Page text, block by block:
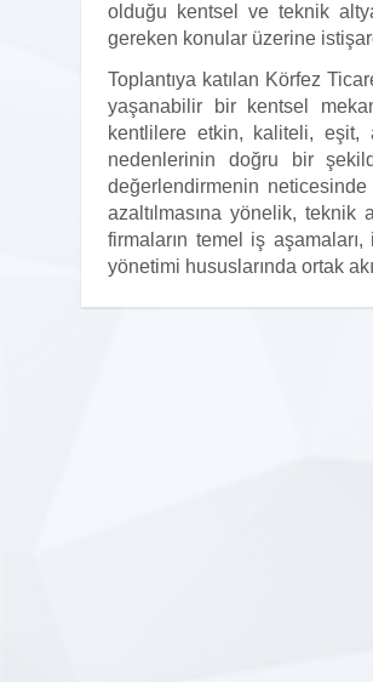
olduğu kentsel ve teknik
gereken konular üzerine
Toplantıya katılan Körfez
yaşanabilir bir kentsel
kentlilere etkin, kaliteli, eşit,
nedenlerinin doğru bir
değerlendirmenin neticesinde
azaltılmasına yönelik,
firmaların temel iş aşamaları,
yönetimi hususlarında ortak